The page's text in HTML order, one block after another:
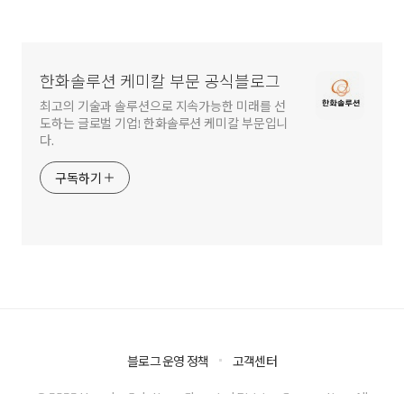
한화솔루션 케미칼 부문 공식블로그
최고의 기술과 솔루션으로 지속가능한 미래를 선
도하는 글로벌 기업! 한화솔루션 케미칼 부문입니
다.
구독하기
블로그 운영 정책 고객센터